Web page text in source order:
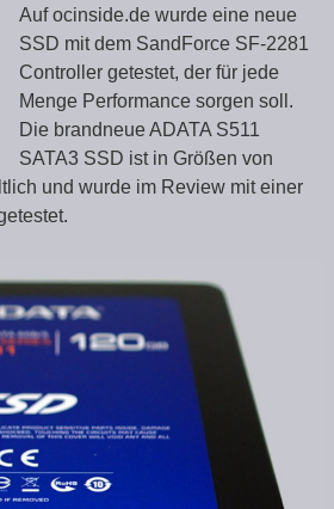
Auf ocinside.de wurde eine neue
SSD mit dem SandForce SF-2281
Controller getestet, der für jede
Menge Performance sorgen soll.
Die brandneue ADATA S511
SATA3 SSD ist in Größen von
und wurde im Review mit einer